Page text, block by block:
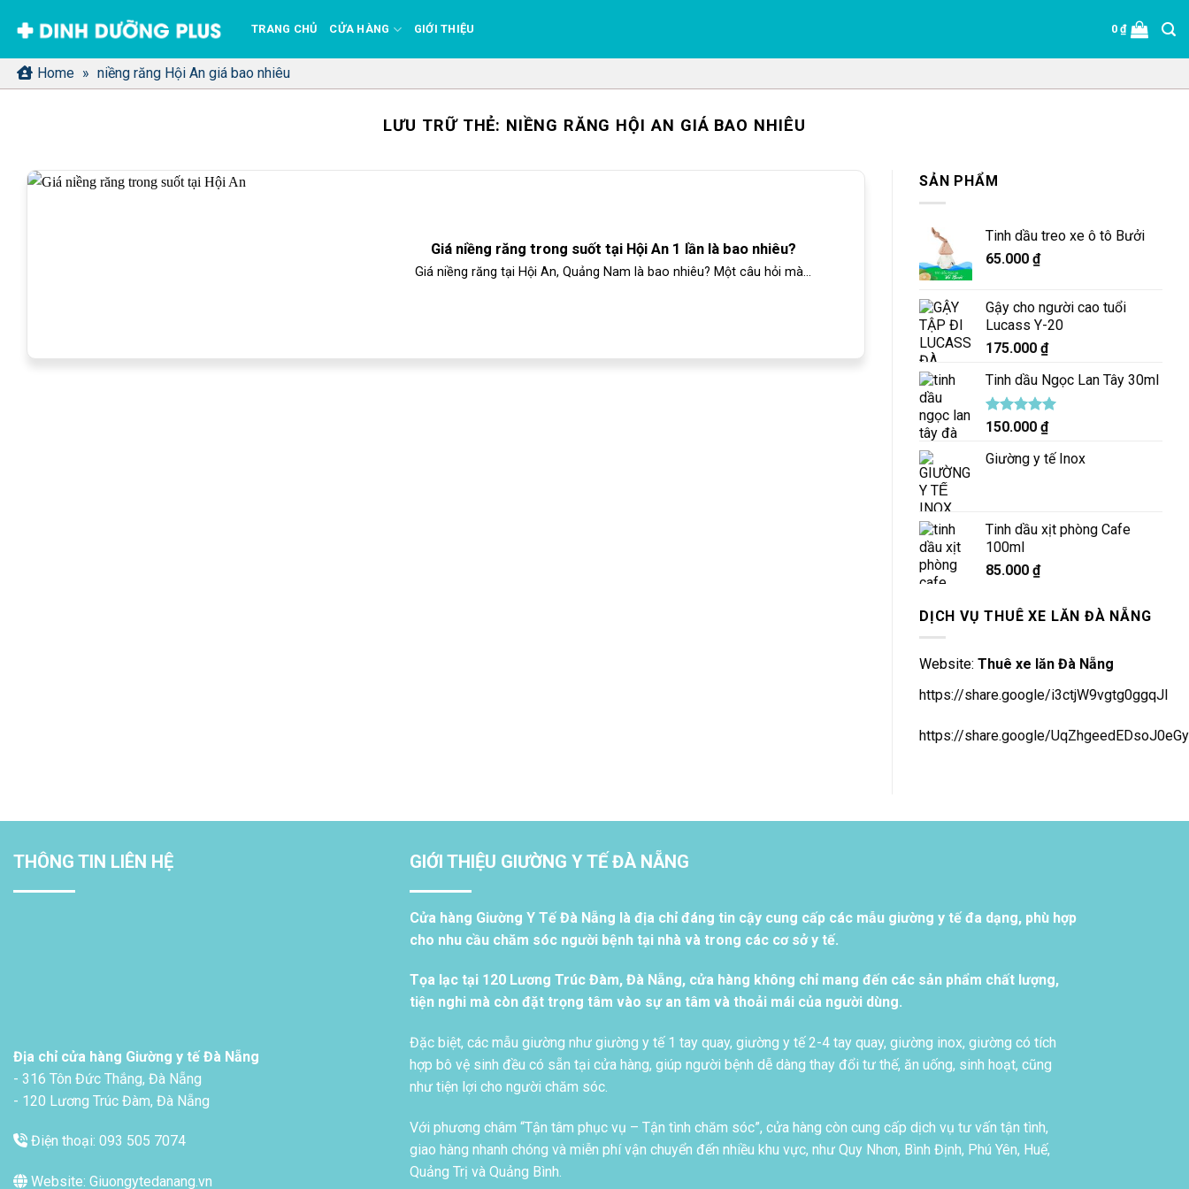
qua
nội
dung
TRANG CHỦ CỬA HÀNG GIỚI THIỆU 0₫
Home » niềng răng Hội An giá bao nhiêu
LƯU TRỮ THẺ: NIỀNG RĂNG HỘI AN GIÁ BAO NHIÊU
Giá niềng răng trong suốt tại Hội An 1 lần là bao nhiêu?
Giá niềng răng tại Hội An, Quảng Nam là bao nhiêu? Một câu hỏi mà...
SẢN PHẨM
Tinh dầu treo xe ô tô Bưởi
65.000 ₫
Gậy cho người cao tuổi
Lucass Y-20
175.000 ₫
Tinh dầu Ngọc Lan Tây 30ml
Được xếp
5.00
5 sao
150.000 ₫
Giường y tế Inox
Tinh dầu xịt phòng Cafe
100ml
85.000 ₫
DỊCH VỤ THUÊ XE LĂN ĐÀ NẴNG
Website: Thuê xe lăn Đà Nẵng
https://share.google/i3ctjW9vgtg0ggqJl
https://share.google/UqZhgeedEDsoJ0eGy
THÔNG TIN LIÊN HỆ
Địa chỉ cửa hàng Giường y tế Đà Nẵng
- 316 Tôn Đức Thắng, Đà Nẵng
- 120 Lương Trúc Đàm, Đà Nẵng
Điện thoại: 093 505 7074
Website: Giuongytedanang.vn
GIỚI THIỆU GIƯỜNG Y TẾ ĐÀ NẴNG
Cửa hàng Giường Y Tế Đà Nẵng là địa chỉ đáng tin cậy cung cấp các mẫu giường y tế đa dạng, phù hợp
cho nhu cầu chăm sóc người bệnh tại nhà và trong các cơ sở y tế.
Tọa lạc tại 120 Lương Trúc Đàm, Đà Nẵng, cửa hàng không chỉ mang đến các sản phẩm chất lượng,
tiện nghi mà còn đặt trọng tâm vào sự an tâm và thoải mái của người dùng.
Đặc biệt, các mẫu giường như giường y tế 1 tay quay, giường y tế 2-4 tay quay, giường inox, giường có tích
hợp bô vệ sinh đều có sẵn tại cửa hàng, giúp người bệnh dễ dàng thay đổi tư thế, ăn uống, sinh hoạt, cũng
như tiện lợi cho người chăm sóc.
Với phương châm “Tận tâm phục vụ – Tận tình chăm sóc”, cửa hàng còn cung cấp dịch vụ tư vấn tận tình,
giao hàng nhanh chóng và miễn phí vận chuyển đến nhiều khu vực, như Quy Nhơn, Bình Định, Phú Yên, Huế,
Quảng Trị và Quảng Bình.